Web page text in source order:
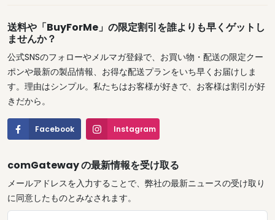
送料や「BuyForMe」の限定割引を誰よりも早くゲットし
ませんか？
公式SNSのフォローやメルマガ登録で、お買い物・配送の限定クー
ポンや最新の製品情報、お得な配送プランをいち早くお届けしま
す。理由はシンプル。私たちはお客様が好きで、お客様は割引が好
きだから。
Facebook Instagram
comGateway の最新情報を受け取る
メールアドレスを入力することで、弊社の最新ニュースの受け取り
に同意したものとみなされます。